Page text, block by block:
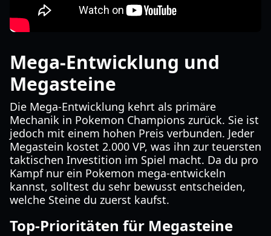
Mega-Entwicklung und
Megasteine
Die Mega-Entwicklung kehrt als primäre
Mechanik in Pokemon Champions zurück. Sie ist
jedoch mit einem hohen Preis verbunden. Jeder
Megastein kostet 2.000 VP, was ihn zur teuersten
taktischen Investition im Spiel macht. Da du pro
Kampf nur ein Pokemon mega-entwickeln
kannst, solltest du sehr bewusst entscheiden,
welche Steine du zuerst kaufst.
Top-Prioritäten für Megasteine